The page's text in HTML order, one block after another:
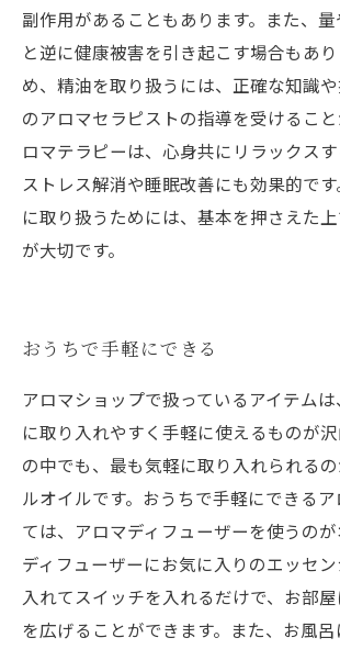
副作用があることもあります。また、
と逆に健康被害を引き起こす場合もあ
め、精油を取り扱うには、正確な知識
のアロマセラピストの指導を受けるこ
ロマテラピーは、心身共にリラックスす
ストレス解消や睡眠改善にも効果的で
に取り扱うためには、基本を押さえた
が大切です。
おうちで手軽にできる
アロマショップで扱っているアイテム
に取り入れやすく手軽に使えるものが
の中でも、最も気軽に取り入れられる
ルオイルです。おうちで手軽にできる
ては、アロマディフューザーを使うのが
ディフューザーにお気に入りのエッセ
入れてスイッチを入れるだけで、お部
を広げることができます。また、お風